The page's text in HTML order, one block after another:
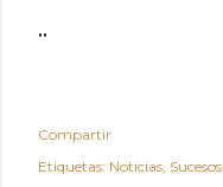
..
Compartir
Etiquetas: Noticias Sucesos